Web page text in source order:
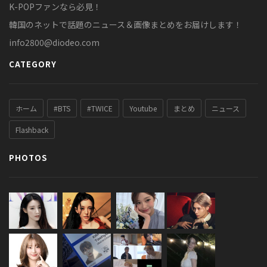
K-POPファンなら必見！
韓国のネットで話題のニュース＆画像まとめをお届けします！
info2800@diodeo.com
CATEGORY
ホーム #BTS #TWICE Youtube まとめ ニュース
Flashback
PHOTOS